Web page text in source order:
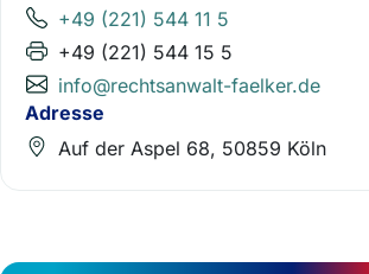
+49 (221) 544 11 5
+49 (221) 544 15 5
info@rechtsanwalt-faelker.de
Adresse
Auf der Aspel 68, 50859 Köln